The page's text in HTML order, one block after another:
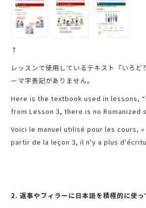
↑
レッスンで使用しているテキスト『いろど
ーマ字表記がありません。
Here is the textbook used in lessons,
from Lesson 3, there is no Romanized
Voici le manuel utilisé pour les cours,
partir de la leçon 3, il n'y a plus
2. 返事やフィラーに日本語を積極的に使っ